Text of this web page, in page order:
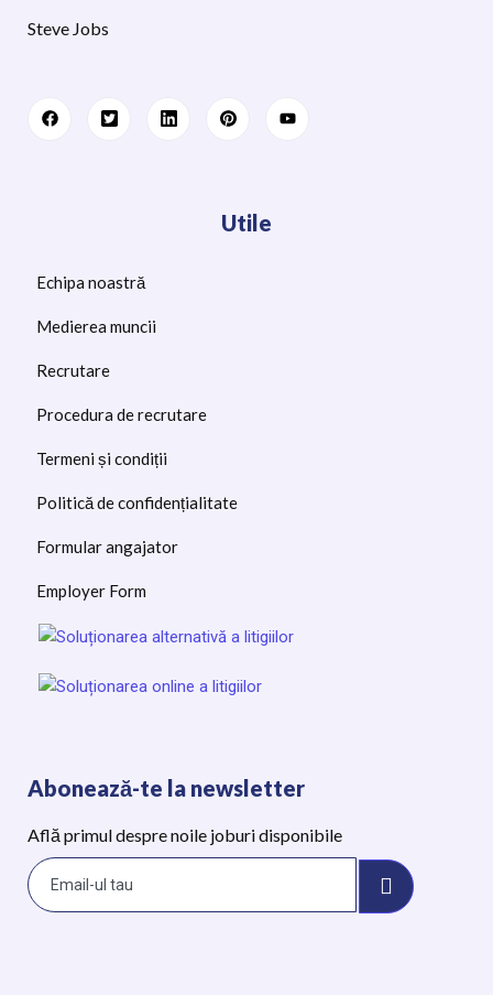
Steve Jobs
Utile
Echipa noastră
Medierea muncii
Recrutare
Procedura de recrutare
Termeni și condiții
Politică de confidențialitate
Formular angajator
Employer Form
Abonează-te la newsletter
Află primul despre noile joburi disponibile